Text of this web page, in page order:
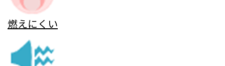
燃えにくい